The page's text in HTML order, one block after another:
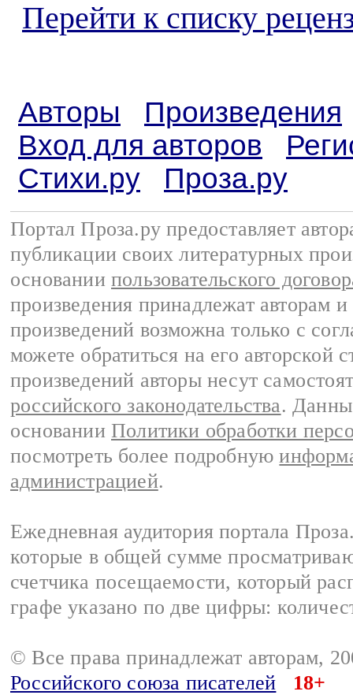
Перейти к списку
Авторы
Произведения
Вход для авторов
Стихи.ру
Проза.ру
Портал Проза.ру предоставляет
публикации своих литературных
основании пользовательского
произведения принадлежат авторам
произведений возможна только с
можете обратиться на его авторской
произведений авторы несут
российского законодательства.
основании Политики обработки
посмотреть более подробную
администрацией.
Ежедневная аудитория портала
которые в общей сумме
счетчика посещаемости, который
графе указано по две цифры:
© Все права принадлежат авторам,
Российского союза писателей
18+